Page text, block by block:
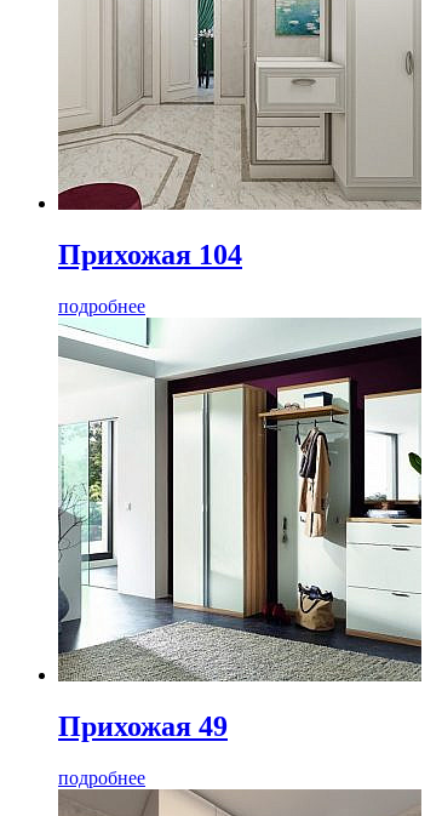
Прихожая 104
подробнее
Прихожая 49
подробнее